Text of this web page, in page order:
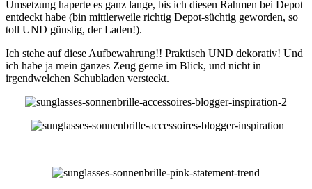
Umsetzung haperte es ganz lange, bis ich diesen Rahmen bei Depot
entdeckt habe (bin mittlerweile richtig Depot-süchtig geworden, so
toll UND günstig, der Laden!).
Ich stehe auf diese Aufbewahrung!! Praktisch UND dekorativ! Und
ich habe ja mein ganzes Zeug gerne im Blick, und nicht in
irgendwelchen Schubladen versteckt.